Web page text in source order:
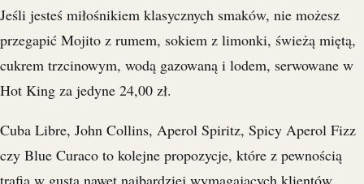
Jeśli jesteś miłośnikiem klasycznych smaków, nie możesz
przegapić Mojito z rumem, sokiem z limonki, świeżą miętą,
cukrem trzcinowym, wodą gazowaną i lodem, serwowane w
Hot King za jedyne 24,00 zł.
Cuba Libre, John Collins, Aperol Spiritz, Spicy Aperol Fizz
czy Blue Curaco to kolejne propozycje, które z pewnością